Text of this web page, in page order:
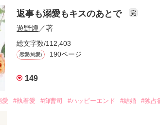
平は美桜がストーカー被害に
知る。
、哲平は同居を提案してきて――。
お)
てっぺい)
の二人の時間が、再び動き出す。
しい職場でワンナイトした美青年と再会。なん
を離れて起業した新進気鋭の実業家、社内でも
！
飼い猫の世話係を命じられた美桜は、猫の世話を
返事も溺愛もキスのあとで 完
遊野煌 ／著
総文字数/112,403
恋愛(純愛) 190ページ
149
愛 #執着愛 #御曹司 #ハッピーエンド #結婚 #独占